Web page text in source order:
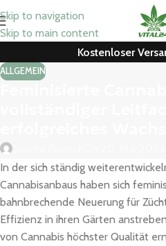
Skip to navigation
Skip to main content
Kostenloser
ALLGEMEIN
In der sich ständig
Cannabisanbaus haben sich
bahnbrechende Neuerung für
Effizienz in ihren Gärten
von Cannabis höchster Qualität